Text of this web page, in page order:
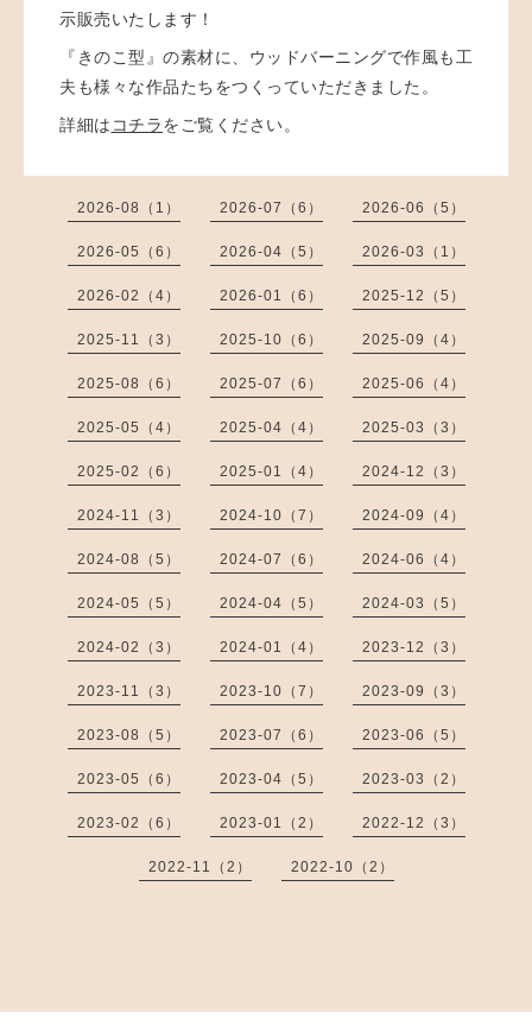
示販売いたします！
『きのこ型』の素材に、ウッドバーニングで作風も工
夫も様々な作品たちをつくっていただきました。
詳細は コチラをご覧ください。
2026-08（1） 2026-07（6） 2026-06（5）
2026-05（6） 2026-04（5） 2026-03（1）
2026-02（4） 2026-01（6） 2025-12（5）
2025-11（3） 2025-10（6） 2025-09（4）
2025-08（6） 2025-07（6） 2025-06（4）
2025-05（4） 2025-04（4） 2025-03（3）
2025-02（6） 2025-01（4） 2024-12（3）
2024-11（3） 2024-10（7） 2024-09（4）
2024-08（5） 2024-07（6） 2024-06（4）
2024-05（5） 2024-04（5） 2024-03（5）
2024-02（3） 2024-01（4） 2023-12（3）
2023-11（3） 2023-10（7） 2023-09（3）
2023-08（5） 2023-07（6） 2023-06（5）
2023-05（6） 2023-04（5） 2023-03（2）
2023-02（6） 2023-01（2） 2022-12（3）
2022-11（2） 2022-10（2）